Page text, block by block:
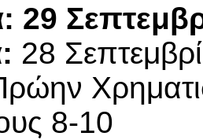
29
28
8-10